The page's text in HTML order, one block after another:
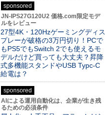
sponsored
JN-IPS27G120U2 価格.com限定モデ
ルをレビュー
27型4K・120Hzゲーミングディス
プレーが破格の3万円切り！PCで
もPS5でもSwitch 2でも使えるモ
デルだけど買っても大丈夫？昇降
式多機能スタンドやUSB Typc-C
給電は？
sponsored
AIによる運用自動化は、企業が生き残
るための必須条件